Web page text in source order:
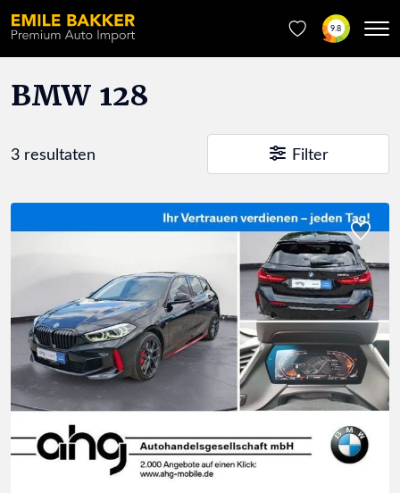
9.8
BMW 128
3 resultaten Filter